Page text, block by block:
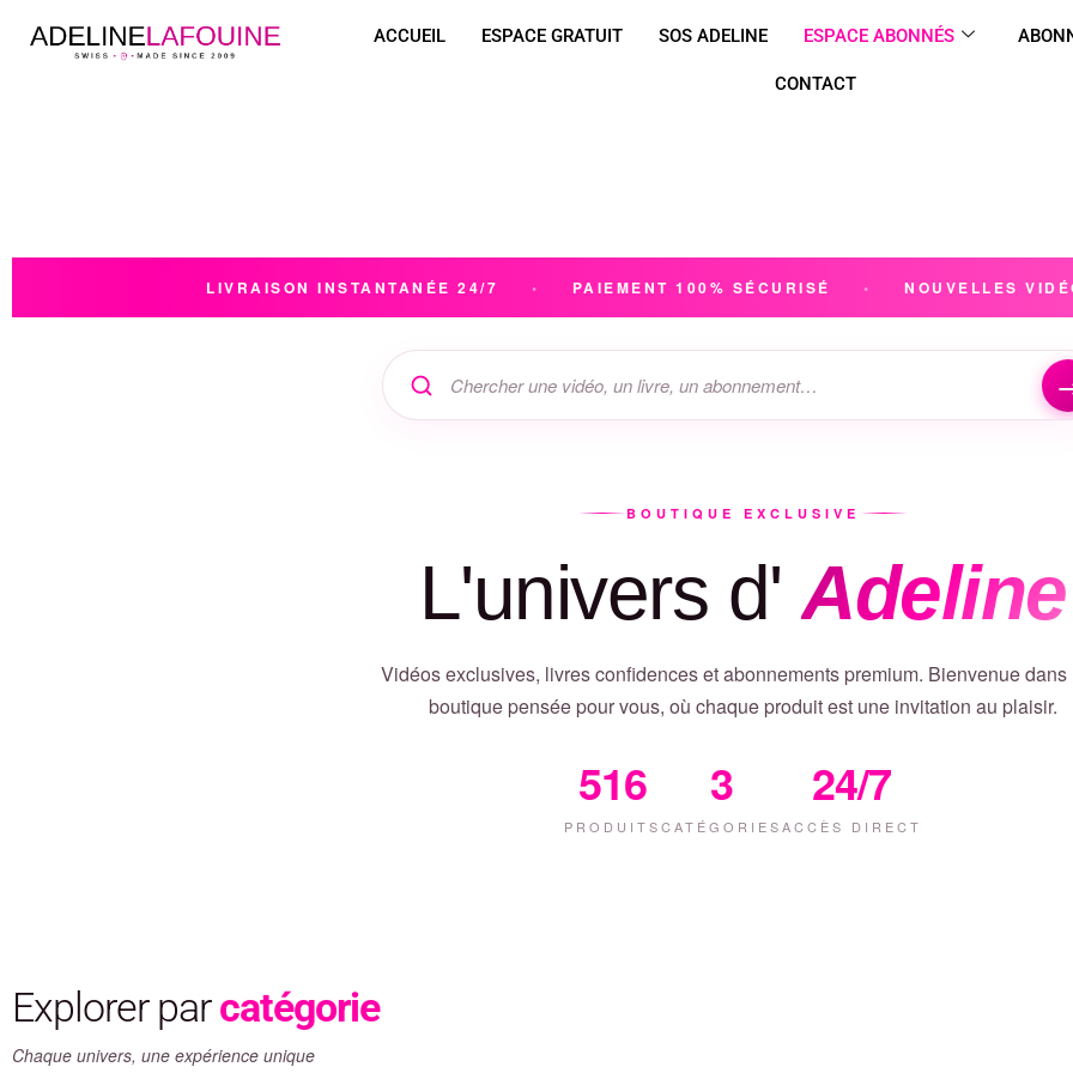
ACCUEIL ESPACE GRATUIT SOS ADELINE ESPACE ABONNÉS
CONTACT
LIVRAISON INSTANTANÉE 24/7 • PAIEMENT 100% SÉCURISÉ • NOUVELLES
BOUTIQUE EXCLUSIVE
L'univers d' Adeline
Vidéos exclusives, livres confidences et abonnements premium. Bienvenue dans
boutique pensée pour vous, où chaque produit est une invitation au plaisir.
516
PRODUITS
3
CATÉGORIES
24/7
ACCÈS DIRECT
Explorer parcatégorie
Chaque univers, une expérience unique